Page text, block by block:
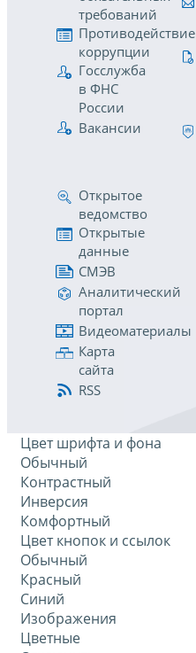
требований
Противодействие
коррупции
Госслужба
в ФНС
России
Вакансии
Открытое
ведомство
Открытые
данные
СМЭВ
Аналитический
портал
Видеоматериалы
Карта
сайта
RSS
Цвет шрифта и фона
Обычный
Контрастный
Инверсия
Комфортный
Цвет кнопок и ссылок
Обычный
Красный
Синий
Изображения
Цветные